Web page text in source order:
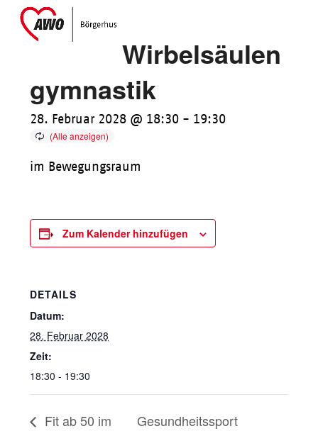
SkipOpen
mobile
Close
mobile
Wirbelsäulen
gymnastik
28. Februar 2028 @ 18:30 - 19:30
im Bewegungsraum
Zum Kalender hinzufügen
DETAILS
Datum:
28. Februar 2028
Zeit:
18:30 - 19:30
Fit ab 50 im
Gesundheitssport